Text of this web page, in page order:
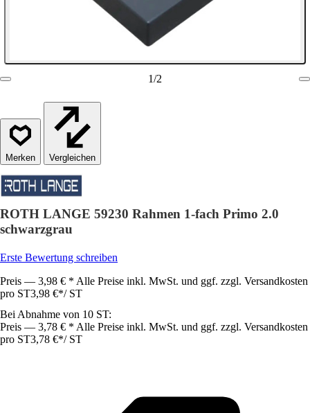
1/2
Vergleichen
ROTH LANGE 59230 Rahmen 1-fach Primo 2.0
schwarzgrau
Erste Bewertung schreiben
Preis — 3,98 € * Alle Preise inkl. MwSt. und ggf. zzgl. Versandkosten
pro ST3,98 €*/ ST
Bei Abnahme von 10 ST:
Preis — 3,78 € * Alle Preise inkl. MwSt. und ggf. zzgl. Versandkosten
pro ST3,78 €*/ ST